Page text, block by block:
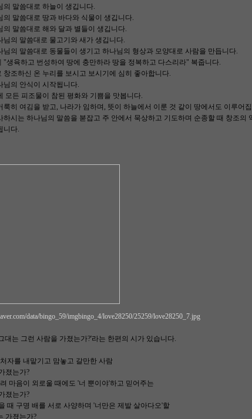
의 말씀대로 하늘이 생깁니다.
의 말씀대로 땅과 바다와 식물이 생깁니다.
의 말씀대로 해와 달과 별들이 생깁니다.
님의 말씀대로 물고기와 새가 생깁니다.
님의 말씀대로 동물들이 생기고 하나님의 형상과 모양대로 사람을 만듭니다.
"생육하고 번성하여 땅에 충만하라 땅을 정복하고 다스리라" 복줍니다.
창조하신 온 누리를 보시고 보시기에 심히 좋아합니다.
님의 안식이 시작됩니다.
모든 피조물이 참된 평화와 기쁨을 맛봅니다.
룩히 여김을 받고, 나라가 임하며, 뜻이 하늘에서 이룬 것 같이 땅에서도 이루어
하시는 하나님의 말씀을 붇잡고 주 안에서 묵상하고 기도하며 순종할 때 창조의
니다.
data/bingo_59/imgbingo_4/love28250/25259/love28250_7.jpg
대는 그런 사람을 가졌는가?'라는 한편의 시가 있습니다.
자를 내맡기고 맘놓고 갈만한 사람
졌는가?
마음이 외로울 때에도 '너 뿐이야'하고 믿어주는
졌는가?
때 구명 배를 서로 사양하며 '너만은 제발 살아다오'할
가졌는가?